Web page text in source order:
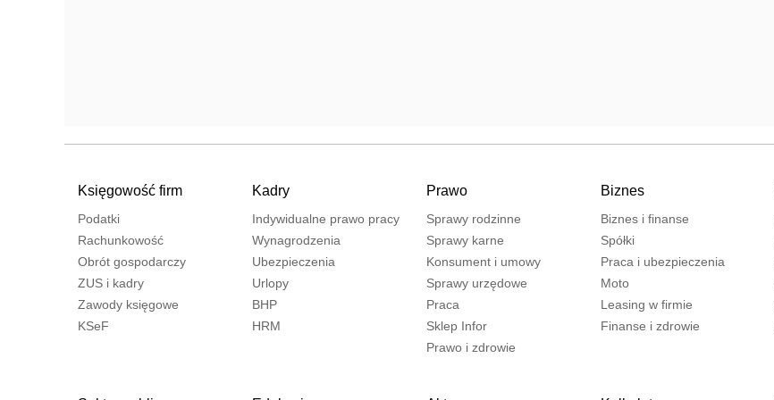
Księgowość firm
Podatki
Rachunkowość
Obrót gospodarczy
ZUS i kadry
Zawody księgowe
KSeF
Kadry
Indywidualne prawo pracy
Wynagrodzenia
Ubezpieczenia
Urlopy
BHP
HRM
Prawo
Sprawy rodzinne
Sprawy karne
Konsument i umowy
Sprawy urzędowe
Praca
Sklep Infor
Prawo i zdrowie
Biznes
Biznes i finanse
Spółki
Praca i ubezpieczenia
Moto
Leasing w firmie
Finanse i zdrowie